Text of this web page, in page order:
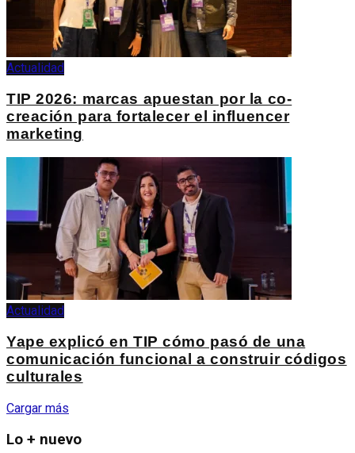
Actualidad
TIP 2026: marcas apuestan por la co-
creación para fortalecer el influencer
marketing
Actualidad
Yape explicó en TIP cómo pasó de una
comunicación funcional a construir códigos
culturales
Cargar más
Lo + nuevo